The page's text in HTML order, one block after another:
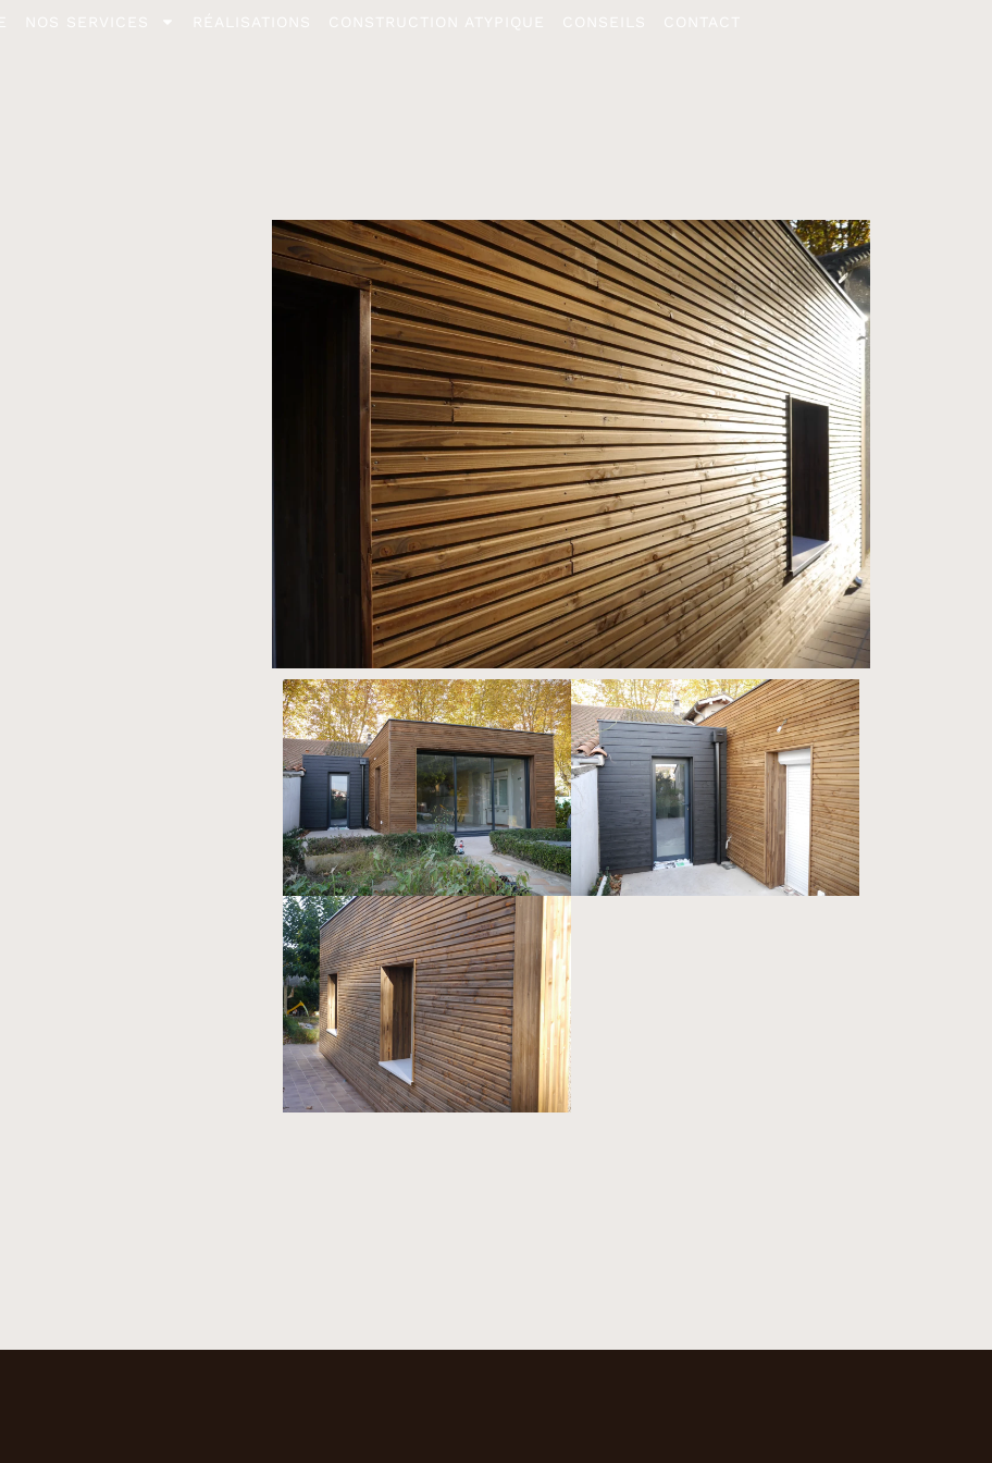
NOS SERVICES RÉALISATIONS CONSTRUCTION ATYPIQUE CONSEILS CONTACT